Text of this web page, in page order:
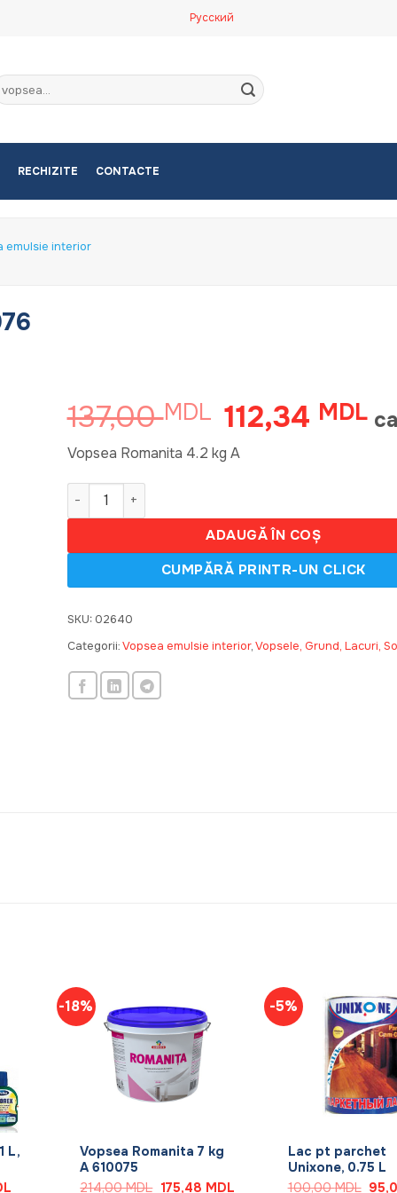
Русский
RECHIZITE CONTACTE
emulsie interior
137,00MDL Prețul
inițial
a
112,34 MDL
Vopsea Romanita 4.2 kg A
Cantitate Vopsea Romanita 4.2 kg A 610076
ADAUGĂ ÎN COȘ
SKU: 02640
Categorii:Vopsea emulsie interior,Vopsele, Grund, Lacuri,
L,
-18%
Vopsea Romanita 7 kg
A 610075
214,00MDL Prețul
175,48 MDLPrețul
-5%
Lac pt parchet
Unixone, 0.75 L
100,00MDL